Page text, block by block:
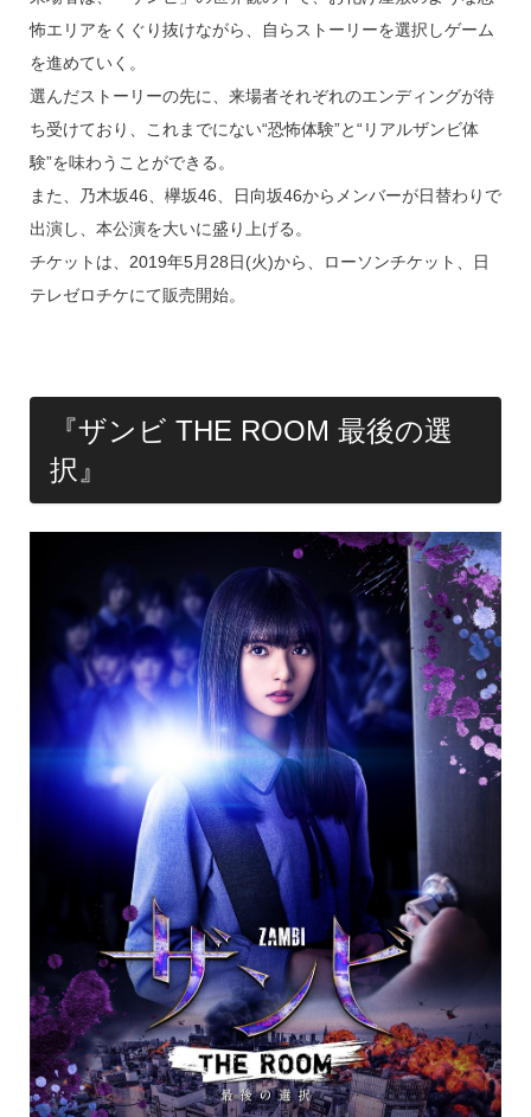
怖エリアをくぐり抜けながら、自らストーリーを選択しゲーム
を進めていく。
選んだストーリーの先に、来場者それぞれのエンディングが待
ち受けており、これまでにない“恐怖体験”と“リアルザンビ体
験”を味わうことができる。
また、乃木坂46、欅坂46、日向坂46からメンバーが日替わりで
出演し、本公演を大いに盛り上げる。
チケットは、2019年5月28日(火)から、ローソンチケット、日
テレゼロチケにて販売開始。
『ザンビ THE ROOM 最後の選
択』